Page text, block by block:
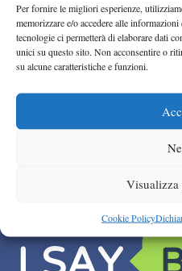
Per fornire le migliori esperienze,
memorizzare e/o accedere alle
tecnologie ci permetterà di elaborare dati
unici su questo sito. Non acconsentire o
su alcune caratteristiche e funzioni.
Visualizza
Cookie Policy
termine
Ufficiale l’arrivo degli
obbligatori in Italia
Le caratteristiche del